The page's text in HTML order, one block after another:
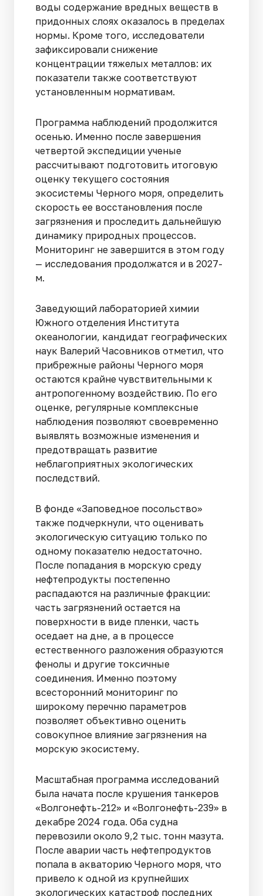
воды содержание вредных веществ в
придонных слоях оказалось в пределах
нормы. Кроме того, исследователи
зафиксировали снижение
концентрации тяжелых металлов: их
показатели также соответствуют
установленным нормативам.
Программа наблюдений продолжится
осенью. Именно после завершения
четвертой экспедиции ученые
рассчитывают подготовить итоговую
оценку текущего состояния
экосистемы Черного моря, определить
скорость ее восстановления после
загрязнения и проследить дальнейшую
динамику природных процессов.
Мониторинг не завершится в этом году
— исследования продолжатся и в 2027-
м.
Заведующий лабораторией химии
Южного отделения Института
океанологии, кандидат географических
наук Валерий Часовников отметил, что
прибрежные районы Черного моря
остаются крайне чувствительными к
антропогенному воздействию. По его
оценке, регулярные комплексные
наблюдения позволяют своевременно
выявлять возможные изменения и
предотвращать развитие
неблагоприятных экологических
последствий.
В фонде «Заповедное посольство»
также подчеркнули, что оценивать
экологическую ситуацию только по
одному показателю недостаточно.
После попадания в морскую среду
нефтепродукты постепенно
распадаются на различные фракции:
часть загрязнений остается на
поверхности в виде пленки, часть
оседает на дне, а в процессе
естественного разложения образуются
фенолы и другие токсичные
соединения. Именно поэтому
всесторонний мониторинг по
широкому перечню параметров
позволяет объективно оценить
совокупное влияние загрязнения на
морскую экосистему.
Масштабная программа исследований
была начата после крушения танкеров
«Волгонефть-212» и «Волгонефть-239» в
декабре 2024 года. Оба судна
перевозили около 9,2 тыс. тонн мазута.
После аварии часть нефтепродуктов
попала в акваторию Черного моря, что
привело к одной из крупнейших
экологических катастроф последних